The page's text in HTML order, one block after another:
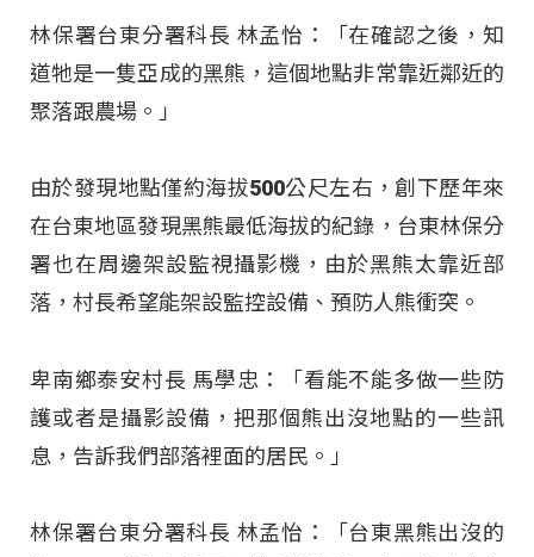
林保署台東分署科長 林孟怡：「在確認之後，知
道牠是一隻亞成的黑熊，這個地點非常靠近鄰近的
聚落跟農場。」
由於發現地點僅約海拔500公尺左右，創下歷年來
在台東地區發現黑熊最低海拔的紀錄，台東林保分
署也在周邊架設監視攝影機，由於黑熊太靠近部
落，村長希望能架設監控設備、預防人熊衝突。
卑南鄉泰安村長 馬學忠：「看能不能多做一些防
護或者是攝影設備，把那個熊出沒地點的一些訊
息，告訴我們部落裡面的居民。」
林保署台東分署科長 林孟怡：「台東黑熊出沒的